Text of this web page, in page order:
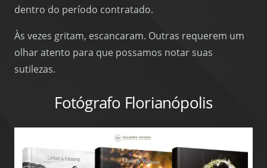
dentro do período contratado.
Às vezes gritam, escancaram. Outras requerem um
olhar atento para que possamos notar suas
sutilezas.
Fotógrafo Florianópolis